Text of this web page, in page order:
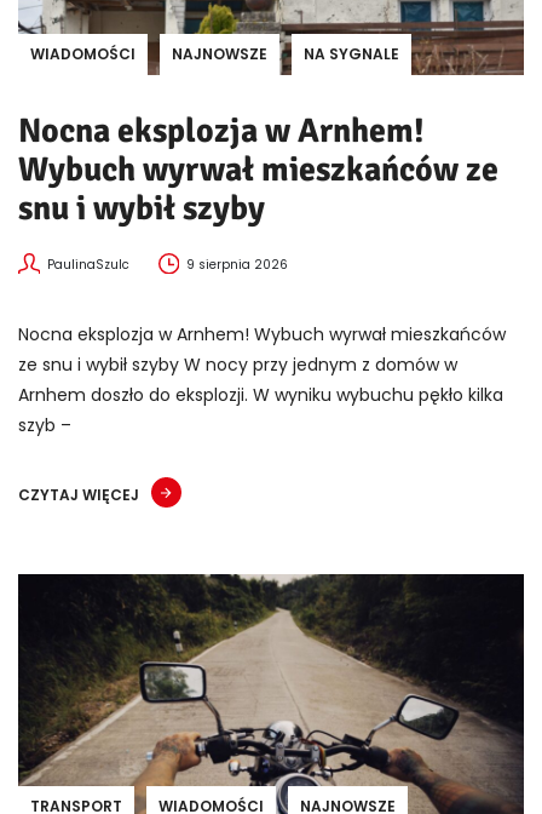
WIADOMOŚCI NAJNOWSZE NA SYGNALE
Nocna eksplozja w Arnhem!
Wybuch wyrwał mieszkańców ze
snu i wybił szyby
PaulinaSzulc 9 sierpnia 2026
Nocna eksplozja w Arnhem! Wybuch wyrwał mieszkańców
ze snu i wybił szyby W nocy przy jednym z domów w
Arnhem doszło do eksplozji. W wyniku wybuchu pękło kilka
szyb –
CZYTAJ WIĘCEJ
TRANSPORT WIADOMOŚCI NAJNOWSZE